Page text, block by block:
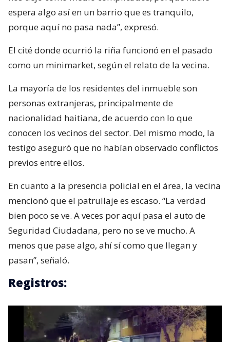
espera algo así en un barrio que es tranquilo,
porque aquí no pasa nada”, expresó.
El cité donde ocurrió la riña funcionó en el pasado
como un minimarket, según el relato de la vecina.
La mayoría de los residentes del inmueble son
personas extranjeras, principalmente de
nacionalidad haitiana, de acuerdo con lo que
conocen los vecinos del sector. Del mismo modo, la
testigo aseguró que no habían observado conflictos
previos entre ellos.
En cuanto a la presencia policial en el área, la vecina
mencionó que el patrullaje es escaso. “La verdad
bien poco se ve. A veces por aquí pasa el auto de
Seguridad Ciudadana, pero no se ve mucho. A
menos que pase algo, ahí sí como que llegan y
pasan”, señaló.
Registros: